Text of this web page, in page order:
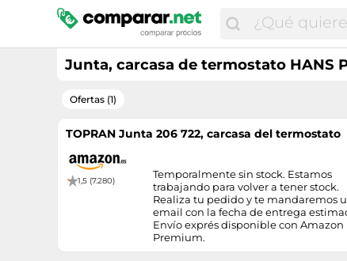
Junta, carcasa de termostato HANS
Ofertas (1)
TOPRAN Junta 206 722, carcasa del termostato
1,5 (7.280)
Temporalmente sin stock. Estamos
trabajando para volver a tener stock.
Realiza tu pedido y te mandaremos
email con la fecha de entrega
Envío exprés disponible con Amazon
Premium.